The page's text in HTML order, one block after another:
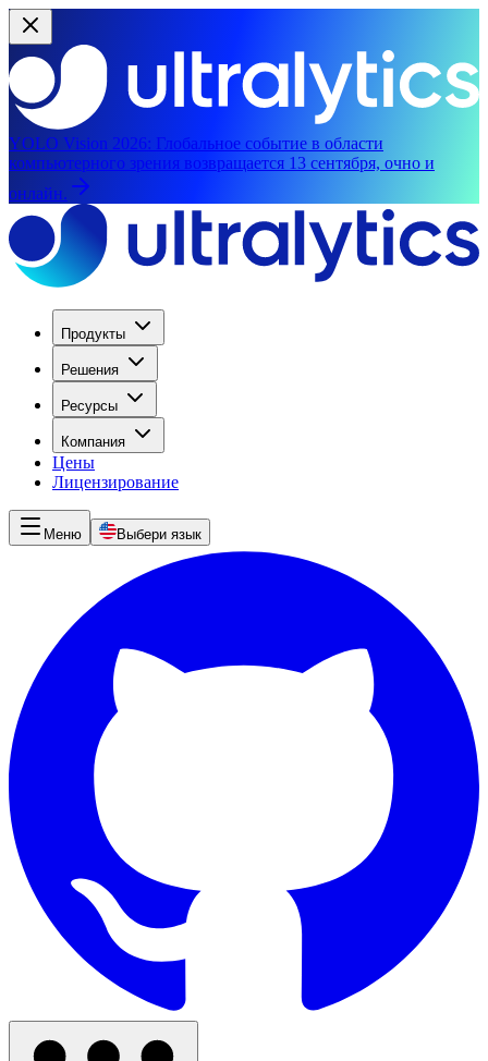
YOLO Vision 2026: Глобальное событие в области
компьютерного зрения возвращается 13 сентября, очно и
онлайн.
Продукты
Решения
Ресурсы
Компания
Цены
Лицензирование
Меню Выбери язык